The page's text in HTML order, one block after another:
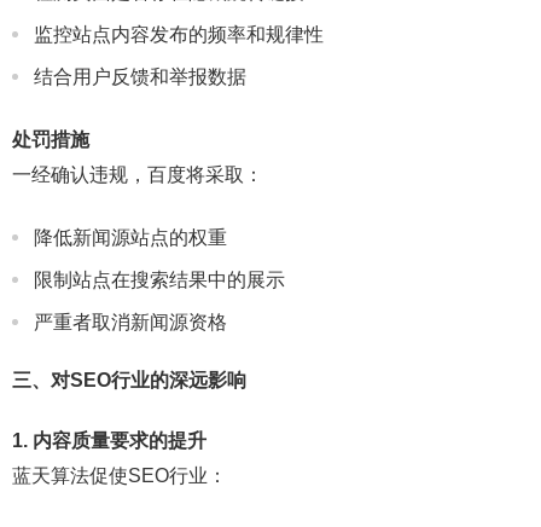
监控站点内容发布的频率和规律性
结合用户反馈和举报数据
处罚措施
一经确认违规，百度将采取：
降低新闻源站点的权重
限制站点在搜索结果中的展示
严重者取消新闻源资格
三、对SEO行业的深远影响
1. 内容质量要求的提升
蓝天算法促使SEO行业：